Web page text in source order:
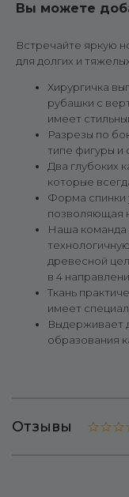
Вы можете
Встречайте яркую
для долгих и
Хирургичка
рубашки с
имеет
Разрезы по
типе фигуры и
Два глубоких
которые
Форма спинки
позволяющая
Наша команда
древесной
в 4
Ткань
имеет
Выдерживает
образования
Отзывы